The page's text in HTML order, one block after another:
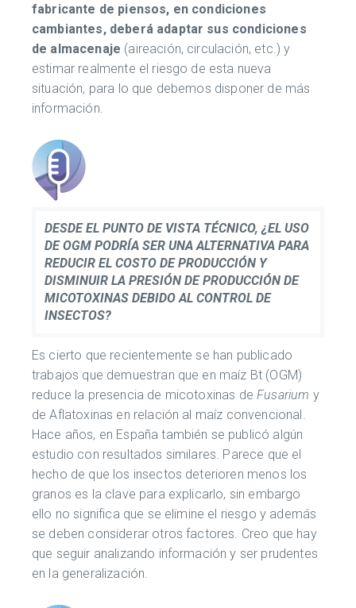
fabricante de piensos, en condiciones
cambiantes, deberá adaptar sus condiciones
de almacenaje (aireación, circulación, etc.) y
estimar realmente el riesgo de esta nueva
situación, para lo que debemos disponer de más
información.
DESDE EL PUNTO DE VISTA TÉCNICO, ¿EL USO
DE OGM PODRÍA SER UNA ALTERNATIVA PARA
REDUCIR EL COSTO DE PRODUCCIÓN Y
DISMINUIR LA PRESIÓN DE PRODUCCIÓN DE
MICOTOXINAS DEBIDO AL CONTROL DE
INSECTOS?
Es cierto que recientemente se han publicado
trabajos que demuestran que en maíz Bt (OGM)
reduce la presencia de micotoxinas deFusarium y
de Aflatoxinas en relación al maíz convencional.
Hace años, en España también se publicó algún
estudio con resultados similares. Parece que el
hecho de que los insectos deterioren menos los
granos es la clave para explicarlo, sin embargo
ello no significa que se elimine el riesgo y además
se deben considerar otros factores. Creo que hay
que seguir analizando información y ser prudentes
en la generalización.